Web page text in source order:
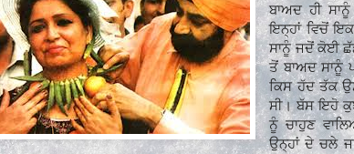
ਬਾਅਦ ਹੀ
ਇਨ੍ਹਾਂ ਵਿਚੋਂ
ਸਾਨੂੰ ਜਦੋਂ ਕੋਈ
ਤੋਂ ਬਾਅਦ ਸਾਨੂੰ
ਕਿਸ ਹੱਦ ਤੱਕ
ਸੀ। ਬੱਸ ਇਹੋ
ਨੂੰ ਚਾਹੁਣ
ਉਨ੍ਹਾਂ ਦੇ ਚਲੇ